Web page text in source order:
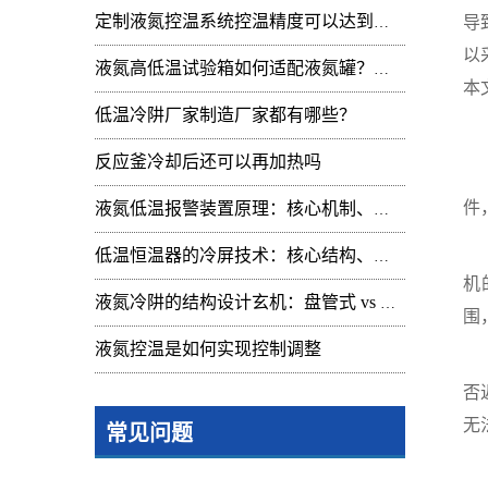
定制液氮控温系统控温精度可以达到的范围及应用
液氮高低温试验箱如何适配液氮罐？核心要点与实操指南
低温冷阱厂家制造厂家都有哪些？
反应釜冷却后还可以再加热吗
液氮低温报警装置原理：核心机制、组成与应用解析
低温恒温器的冷屏技术：核心结构、功能与设计解析
液氮冷阱的结构设计玄机：盘管式 vs 腔体式，哪种捕集效率更高
液氮控温是如何实现控制调整
常见问题
导
以
本
件
机
围
否
无